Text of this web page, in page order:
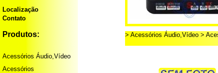
Localização
Contato
Produtos:
Acessórios Áudio,Vídeo
Acessórios
> Acessórios Áudio,Vídeo >